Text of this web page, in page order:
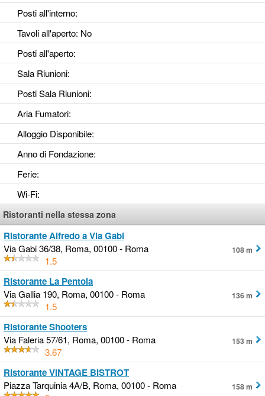
Posti all'interno:
Tavoli all'aperto: No
Posti all'aperto:
Sala Riunioni:
Posti Sala Riunioni:
Aria Fumatori:
Alloggio Disponibile:
Anno di Fondazione:
Ferie:
Wi-Fi:
Ristoranti nella stessa zona
Ristorante Alfredo a Via Gabi
Via Gabi 36/38, Roma, 00100 - Roma
1.5
108 m
Ristorante La Pentola
Via Gallia 190, Roma, 00100 - Roma
1.5
136 m
Ristorante Shooters
Via Faleria 57/61, Roma, 00100 - Roma
3.67
153 m
Ristorante VINTAGE BISTROT
Piazza Tarquinia 4A/B, Roma, 00100 - Roma
158 m